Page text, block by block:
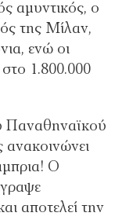
αμυντικός, ο
της Μίλαν,
ενώ οι
στο 1.800.000
Παναθηναϊκού
Ο
αποτελεί την